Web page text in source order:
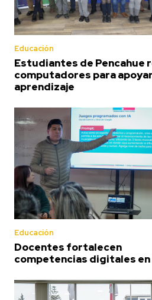
Educación
Estudiantes de Pencahue
computadores para
aprendizaje
Educación
Docentes fortalecen
competencias digitales en